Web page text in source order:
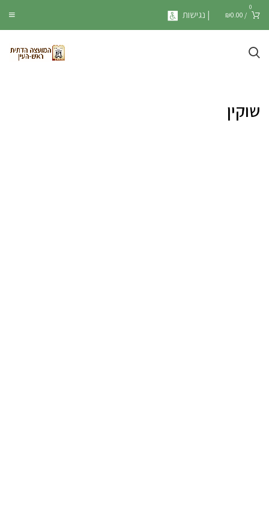
0
/
₪0.00 | נגישות
שוקין